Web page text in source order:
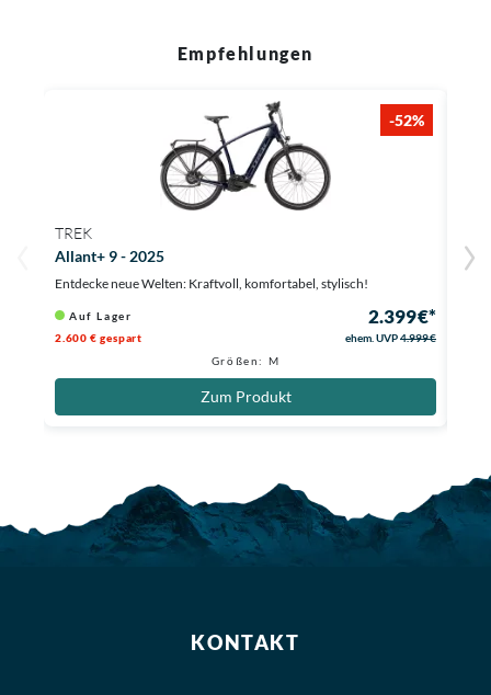
Empfehlungen
-52%
TREK
Allant+ 9 - 2025
Entdecke neue Welten: Kraftvoll, komfortabel, stylisch!
Auf Lager 2.399 €*
2.600 € gespart ehem. UVP4.999 €
Größen: M
Zum Produkt
KONTAKT